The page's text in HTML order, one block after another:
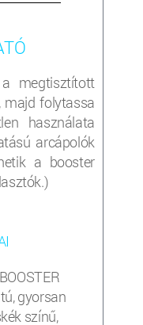
megtisztított
majd folytassa
használata
arcápolók
a booster
gyorsan
színű,